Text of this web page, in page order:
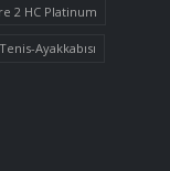
2 HC Platinum
Ayakkabısı